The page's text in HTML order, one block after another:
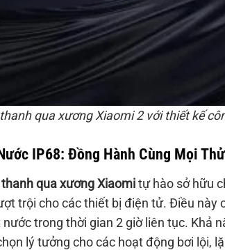
qua xương Xiaomi 2 với thiết kế
IP68: Đồng Hành Cùng Mọi
qua xương Xiaomitự hào sở hữu
trội cho các thiết bị điện tử. Điều này
trong thời gian 2 giờ liên tục. Khả
lý tưởng cho các hoạt động bơi lội,